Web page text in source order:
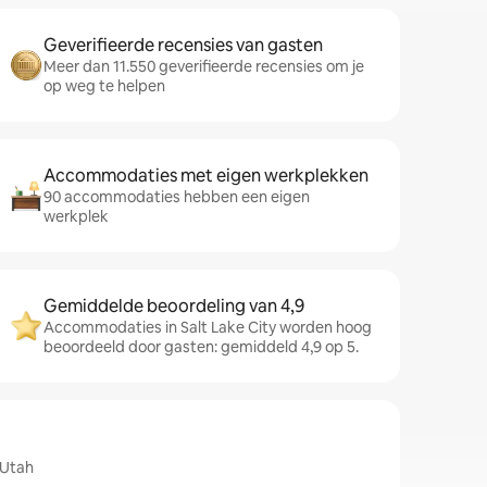
Geverifieerde recensies van gasten
Meer dan 11.550 geverifieerde recensies om je
op weg te helpen
Accommodaties met eigen werkplekken
90 accommodaties hebben een eigen
werkplek
Gemiddelde beoordeling van 4,9
Accommodaties in Salt Lake City worden hoog
beoordeeld door gasten: gemiddeld 4,9 op 5.